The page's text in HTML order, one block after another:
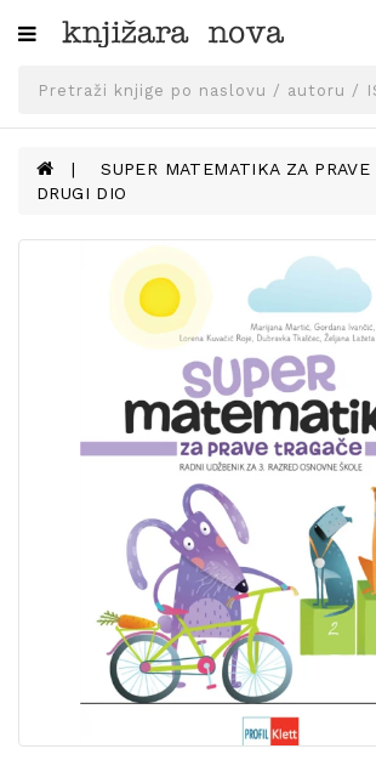
Kategorije
SVEUČILIŠNA
UDŽBENICI
PRIBOR
SUPER MATEMATIKA ZA
DRUGI DIO